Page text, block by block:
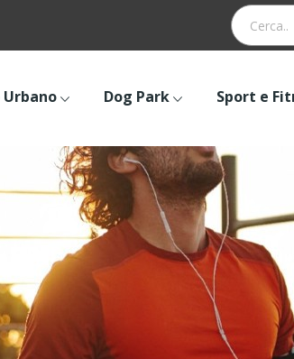
Dog Park Sport e